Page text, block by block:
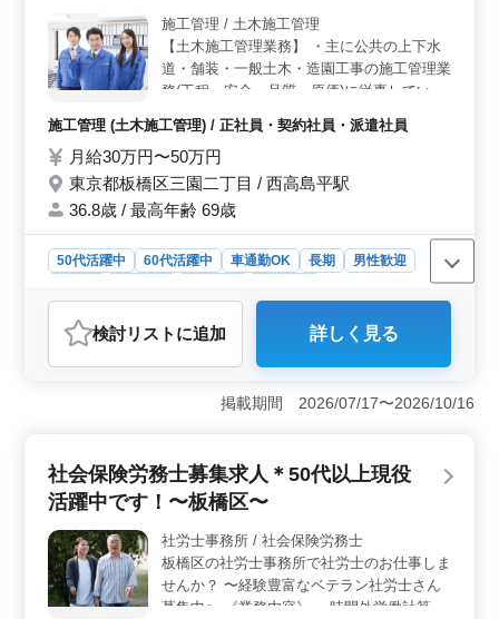
施工管理 / 土木施工管理
【土木施工管理業務】 ・主に公共の上下水
道・舗装・一般土木・造園工事の施工管理業
務(工程・安全・品質・原価)に従事していた
成、施工図作成(Excelを使用) ・実行予算書
の作成、納品書の確認 ・入札のための調
査、資料の作成、打ち合わせ 現場エリア都
内中心(現在：足立区、白銀台、墨田区等) 今
回経験者や資格保有者の募集となります。
豊富な知識や経験を活かして働ける職場で
す。 ベテランシニアの方歓迎。
施工管理 (土木施工管理) / 正社員・契約社員・派遣社員
月給30万円〜50万円
東京都板橋区三園二丁目 / 西高島平駅
36.8歳 / 最高年齢 69歳
50代活躍中 60代活躍中 車通勤OK 長期
男性歓迎
おすすめポイント
＜積極採用中＞ 公共土木工事の施工管理業務に携わり
ます。50代60代のベテランも歓迎されています。 ＜
ことが必須とされており、Excelスキルも必要です。ま
く募集しています。月給32万円～50万円で、全額支給の
通勤手当があり、健康保険にも加入できます。
検討リスト に追加 詳しく見る
掲載期間 2026/07/17〜2026/10/16
社会保険労務士募集求人＊50代以上現役
活躍中です！〜板橋区〜
社労士事務所 / 社会保険労務士
板橋区の社労士事務所で社労士のお仕事しま
せんか？ 〜経験豊富なベテラン社労士さん
募集中〜 《業務内容》 ・時間外労働計算 ・